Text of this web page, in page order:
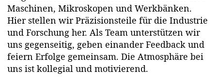
Maschinen, Mikroskopen und Werkbänken.
Hier stellen wir Präzisionsteile für die Industrie
und Forschung her. Als Team unterstützen wir
uns gegenseitig, geben einander Feedback und
feiern Erfolge gemeinsam. Die Atmosphäre bei
uns ist kollegial und motivierend.